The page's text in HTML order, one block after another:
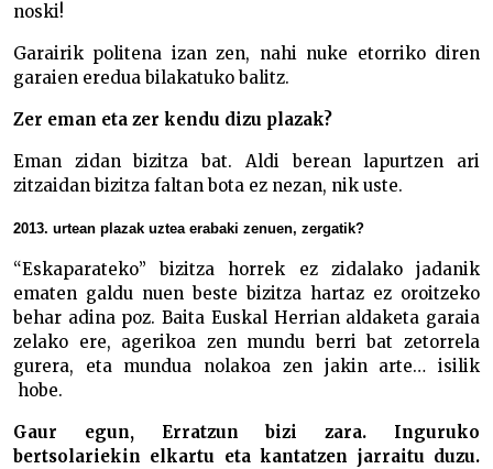
noski!
Garairik politena izan zen, nahi nuke etorriko diren
garaien eredua bilakatuko balitz.
Zer eman eta zer kendu dizu plazak?
Eman zidan bizitza bat. Aldi berean lapurtzen ari
zitzaidan bizitza faltan bota ez nezan, nik uste.
2013. urtean plazak uztea erabaki zenuen, zergatik?
“Eskaparateko” bizitza horrek ez zidalako jadanik
ematen galdu nuen beste bizitza hartaz ez oroitzeko
behar adina poz. Baita Euskal Herrian aldaketa garaia
zelako ere, agerikoa zen mundu berri bat zetorrela
gurera, eta mundua nolakoa zen jakin arte… isilik
hobe.
Gaur egun, Erratzun bizi zara. Inguruko
bertsolariekin elkartu eta kantatzen jarraitu duzu.